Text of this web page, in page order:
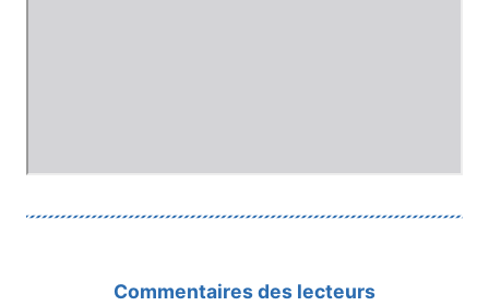
Commentaires des lecteurs